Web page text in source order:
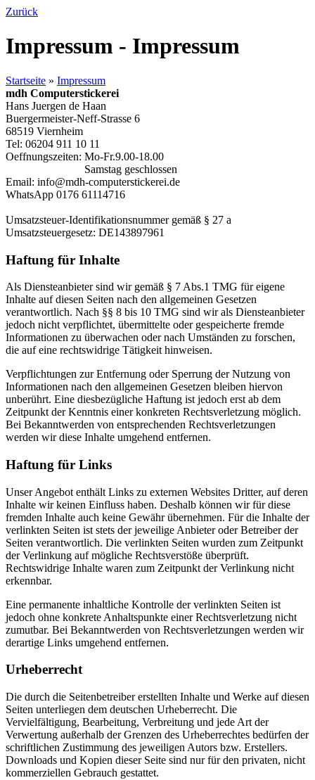
Zurück
Impressum - Impressum
Startseite » Impressum
mdh Computerstickerei
Hans Juergen de Haan
Buergermeister-Neff-Strasse 6
68519 Viernheim
Tel: 06204 911 10 11
Oeffnungszeiten: Mo-Fr.9.00-18.00
Samstag geschlossen
Email: info@mdh-computerstickerei.de
WhatsApp 0176 61114716
Umsatzsteuer-Identifikationsnummer gemäß § 27 a
Umsatzsteuergesetz: DE143897961
Haftung für Inhalte
Als Diensteanbieter sind wir gemäß § 7 Abs.1 TMG für eigene
Inhalte auf diesen Seiten nach den allgemeinen Gesetzen
verantwortlich. Nach §§ 8 bis 10 TMG sind wir als Diensteanbieter
jedoch nicht verpflichtet, übermittelte oder gespeicherte fremde
Informationen zu überwachen oder nach Umständen zu forschen,
die auf eine rechtswidrige Tätigkeit hinweisen.
Verpflichtungen zur Entfernung oder Sperrung der Nutzung von
Informationen nach den allgemeinen Gesetzen bleiben hiervon
unberührt. Eine diesbezügliche Haftung ist jedoch erst ab dem
Zeitpunkt der Kenntnis einer konkreten Rechtsverletzung möglich.
Bei Bekanntwerden von entsprechenden Rechtsverletzungen
werden wir diese Inhalte umgehend entfernen.
Haftung für Links
Unser Angebot enthält Links zu externen Websites Dritter, auf deren
Inhalte wir keinen Einfluss haben. Deshalb können wir für diese
fremden Inhalte auch keine Gewähr übernehmen. Für die Inhalte der
verlinkten Seiten ist stets der jeweilige Anbieter oder Betreiber der
Seiten verantwortlich. Die verlinkten Seiten wurden zum Zeitpunkt
der Verlinkung auf mögliche Rechtsverstöße überprüft.
Rechtswidrige Inhalte waren zum Zeitpunkt der Verlinkung nicht
erkennbar.
Eine permanente inhaltliche Kontrolle der verlinkten Seiten ist
jedoch ohne konkrete Anhaltspunkte einer Rechtsverletzung nicht
zumutbar. Bei Bekanntwerden von Rechtsverletzungen werden wir
derartige Links umgehend entfernen.
Urheberrecht
Die durch die Seitenbetreiber erstellten Inhalte und Werke auf diesen
Seiten unterliegen dem deutschen Urheberrecht. Die
Vervielfältigung, Bearbeitung, Verbreitung und jede Art der
Verwertung außerhalb der Grenzen des Urheberrechtes bedürfen der
schriftlichen Zustimmung des jeweiligen Autors bzw. Erstellers.
Downloads und Kopien dieser Seite sind nur für den privaten, nicht
kommerziellen Gebrauch gestattet.